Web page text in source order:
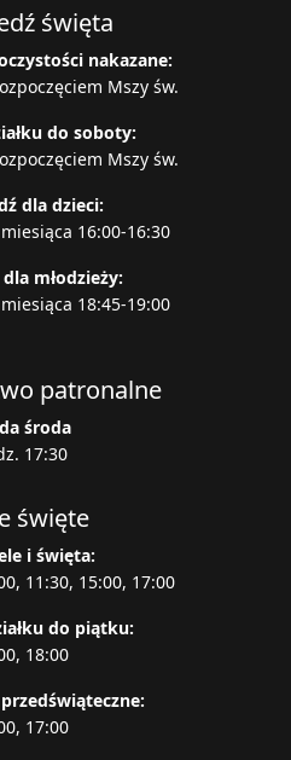
święta
nakazane:
Mszy św.
do soboty:
Mszy św.
dla dzieci:
16:00-16:30
młodzieży:
18:45-19:00
patronalne
środa
17:30
święte
i święta:
11:30, 15:00, 17:00
do piątku:
18:00
17:00